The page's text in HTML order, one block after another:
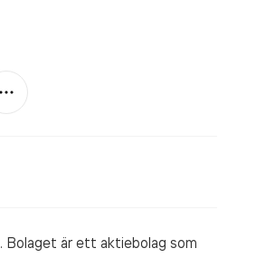
Mer
. Bolaget är ett aktiebolag som